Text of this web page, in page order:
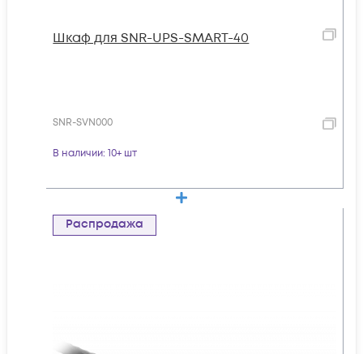
Шкаф для SNR-UPS-SMART-40
SNR-SVN000
В наличии: 10+ шт
Распродажа